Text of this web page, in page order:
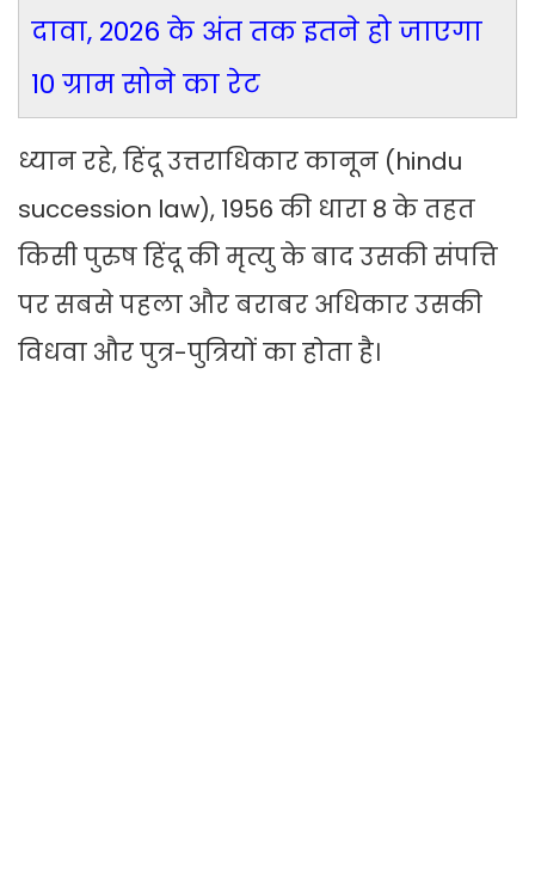
दावा, 2026 के अंत तक इतने हो जाएगा
10 ग्राम सोने का रेट
ध्यान रहे, हिंदू उत्तराधिकार कानून (hindu
succession law), 1956 की धारा 8 के तहत
किसी पुरुष हिंदू की मृत्यु के बाद उसकी संपत्ति
पर सबसे पहला और बराबर अधिकार उसकी
विधवा और पुत्र-पुत्रियों का होता है।